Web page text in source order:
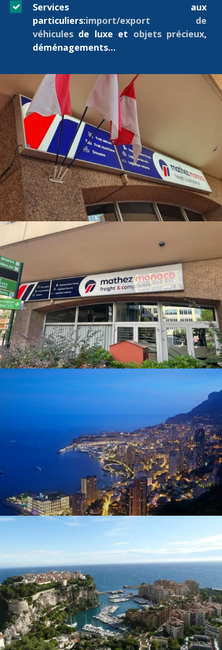
Services aux
particuliers:import/export de
véhiculesde luxe et objets précieux,
déménagements…